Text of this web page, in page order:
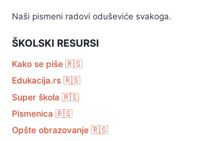
Naši pismeni radovi oduševiće svakoga.
ŠKOLSKI RESURSI
Kako se piše 🇷🇸
Edukacija.rs 🇷🇸
Super škola 🇷🇸
Pismenica 🇷🇸
Opšte obrazovanje 🇷🇸